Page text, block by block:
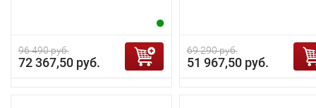
96 490 руб.
72 367,50 руб.
69 290 руб.
51 967,50 руб.